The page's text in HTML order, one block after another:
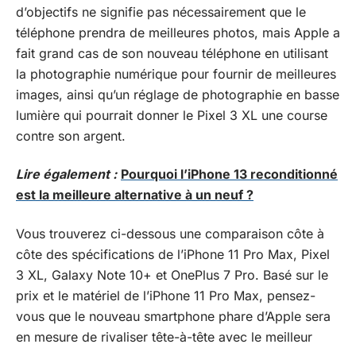
d’objectifs ne signifie pas nécessairement que le
téléphone prendra de meilleures photos, mais Apple a
fait grand cas de son nouveau téléphone en utilisant
la photographie numérique pour fournir de meilleures
images, ainsi qu’un réglage de photographie en basse
lumière qui pourrait donner le Pixel 3 XL une course
contre son argent.
Lire également : Pourquoi l’iPhone 13 reconditionné
est la meilleure alternative à un neuf ?
Vous trouverez ci-dessous une comparaison côte à
côte des spécifications de l’iPhone 11 Pro Max, Pixel
3 XL, Galaxy Note 10+ et OnePlus 7 Pro. Basé sur le
prix et le matériel de l’iPhone 11 Pro Max, pensez-
vous que le nouveau smartphone phare d’Apple sera
en mesure de rivaliser tête-à-tête avec le meilleur